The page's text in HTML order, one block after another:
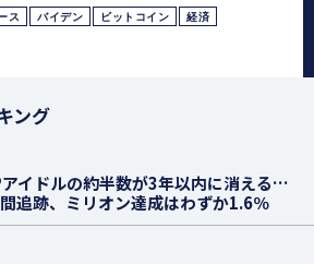
ス バイデン ビットコイン 経済
ング
アイドルの約半数が3年以内に消える…
追跡、ミリオン達成はわずか1.6％